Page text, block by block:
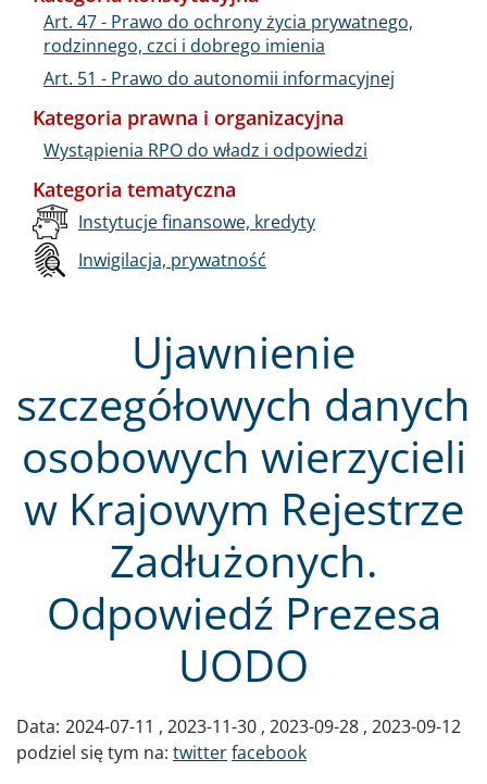
Ujawnienie
szczegółowych danych
osobowych wierzycieli
w Krajowym Rejestrze
Zadłużonych.
Odpowiedź Prezesa
UODO
Data: 2024-07-11 2023-11-30 2023-09-28 2023-09-12
podziel się tym na: twitterfacebook
Art. 47 - Prawo do ochrony życia prywatnego,
rodzinnego, czci i dobrego imienia
Art. 51 - Prawo do autonomii informacyjnej
Kategoria prawna i organizacyjna
Wystąpienia RPO do władz i odpowiedzi
Kategoria tematyczna
Instytucje finansowe, kredyty
Inwigilacja, prywatność